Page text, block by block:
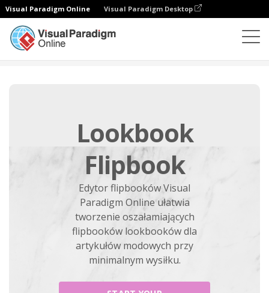
Visual Paradigm Online Visual Paradigm Desktop
Lookbook
Flipbook
Edytor flipbooków Visual
Paradigm Online ułatwia
tworzenie oszałamiających
flipbooków lookbooków dla
artykułów modowych przy
minimalnym wysiłku.